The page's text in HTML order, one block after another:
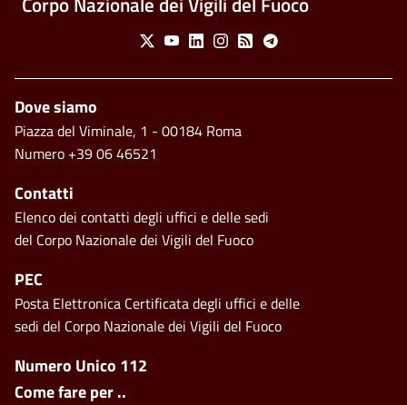
Social Menu
X YoutubeLinkedinInstagram
Feed Telegram
Footer side menu
Numero Unico 112
Come fare per ..
Piè di pagina
Dove siamo
Piazza del Viminale, 1 - 00184 Roma
Numero +39 06 46521
Contatti
Elenco dei contatti degli uffici e delle sedi
del Corpo Nazionale dei Vigili del Fuoco
PEC
Posta Elettronica Certificata degli uffici e delle
sedi del Corpo Nazionale dei Vigili del Fuoco